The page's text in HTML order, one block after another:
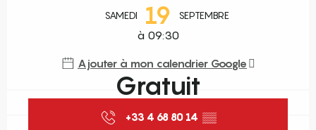
SAMEDI 19 SEPTEMBRE
à 09:30
Ajouter à mon calendrier Google
Gratuit
+33 4 68 80 14 ▒▒